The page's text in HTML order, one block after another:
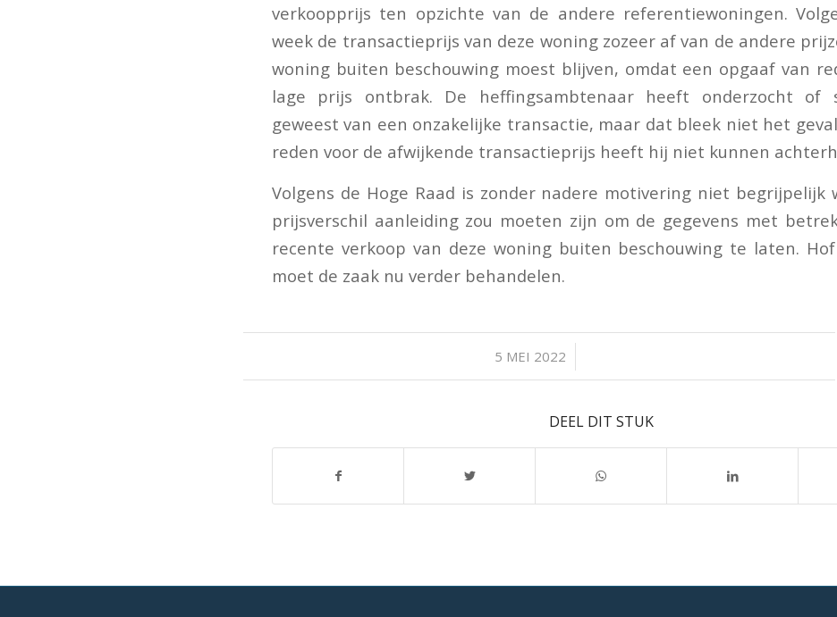
verkoopprijs ten opzichte van de andere referentiewoningen.
week de transactieprijs van deze woning zozeer af van de andere
woning buiten beschouwing moest blijven, omdat een opgaaf van
lage prijs ontbrak. De heffingsambtenaar heeft onderzocht of
geweest van een onzakelijke transactie, maar dat bleek niet het
reden voor de afwijkende transactieprijs heeft hij niet kunnen
Volgens de Hoge Raad is zonder nadere motivering niet begrijpelijk
prijsverschil aanleiding zou moeten zijn om de gegevens met
recente verkoop van deze woning buiten beschouwing te laten.
moet de zaak nu verder behandelen.
5 MEI 2022
/
DEEL DIT STUK